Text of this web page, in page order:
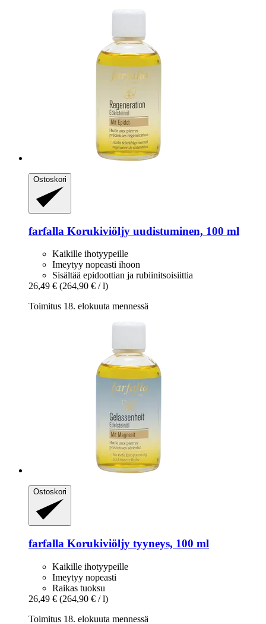
Ostoskori
farfalla Korukiviöljy uudistuminen, 100 ml
Kaikille ihotyypeille
Imeytyy nopeasti ihoon
Sisältää epidoottian ja rubiinitsoisiittia
26,49 € (264,90 € / l)
Toimitus 18. elokuuta mennessä
Ostoskori
farfalla Korukiviöljy tyyneys, 100 ml
Kaikille ihotyypeille
Imeytyy nopeasti
Raikas tuoksu
26,49 € (264,90 € / l)
Toimitus 18. elokuuta mennessä